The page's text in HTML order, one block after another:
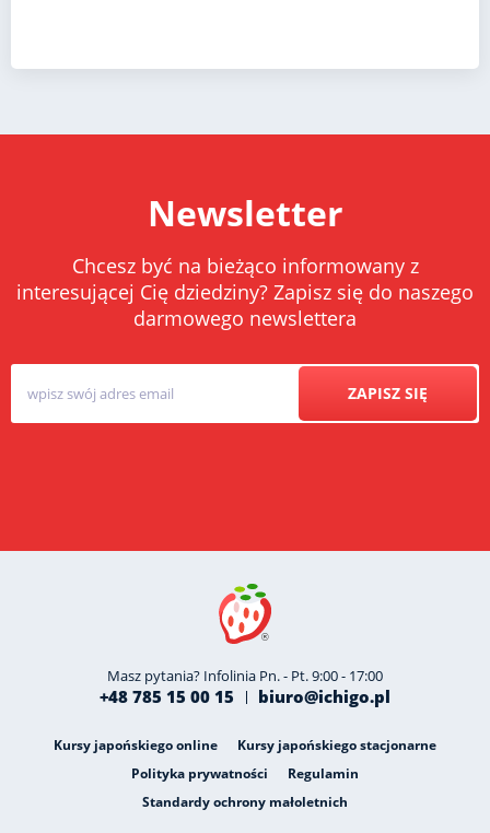
Newsletter
Chcesz być na bieżąco informowany z
interesującej Cię dziedziny? Zapisz się do naszego
darmowego newslettera
ZAPISZ SIĘ
Masz pytania? Infolinia Pn. - Pt. 9:00 - 17:00
+48 785 15 00 15 biuro@ichigo.pl
Kursy japońskiego online
Kursy japońskiego stacjonarne
Polityka prywatności
Regulamin
Standardy ochrony małoletnich